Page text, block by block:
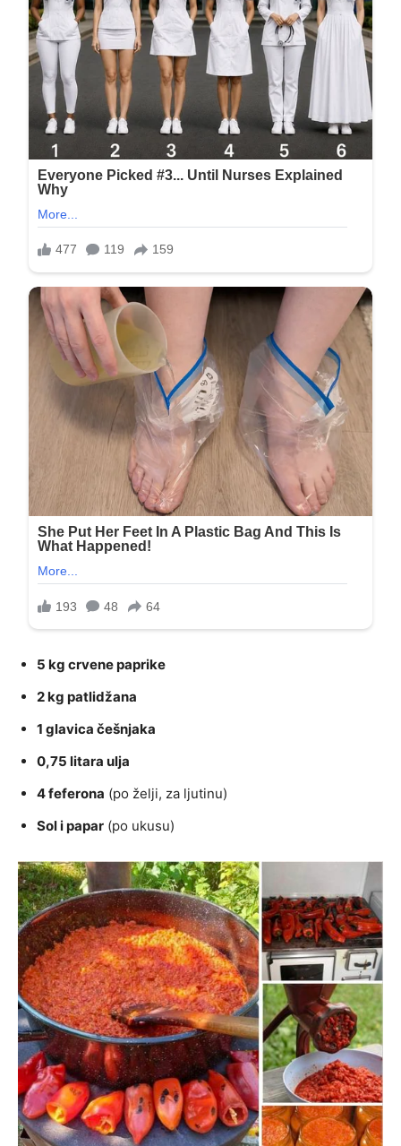
5 kg crvene paprike
2 kg patlidžana
1 glavica češnjaka
0,75 litara ulja
4 feferona (po želji, za ljutinu)
Sol i papar (po ukusu)